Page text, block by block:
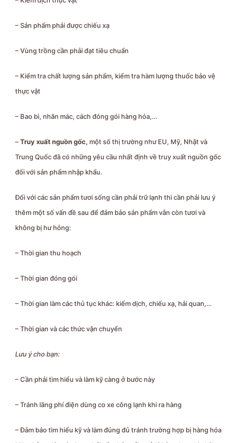
– Sản phẩm phải được chiếu xạ
– Vùng trồng cần phải đạt tiêu chuẩn
– Kiểm tra chất lượng sản phẩm, kiểm tra hàm lượng thuốc bảo vệ
thực vật
– Bao bì, nhãn mác, cách đóng gói hàng hóa,…
–Truy xuất nguồn gốc, một số thị trường như EU, Mỹ, Nhật và
Trung Quốc đã có những yêu cầu nhất định về truy xuất nguồn gốc
đối với sản phẩm nhập khẩu.
Đối với các sản phẩm tươi sống cần phải trữ lạnh thì cần phải lưu ý
thêm một số vấn đề sau để đảm bảo sản phẩm vẫn còn tươi và
không bị hư hỏng:
– Thời gian thu hoạch
– Thời gian đóng gói
– Thời gian làm các thủ tục khác: kiểm dịch, chiếu xạ, hải quan,…
– Thời gian và các thức vận chuyển
Lưu ý cho bạn:
– Cần phải tìm hiểu và làm kỹ càng ở bước này
– Tránh lãng phí điện dùng co xe công lạnh khi ra hàng
– Đảm bảo tìm hiểu kỹ và làm đúng đủ tránh trường hợp bị hàng hóa